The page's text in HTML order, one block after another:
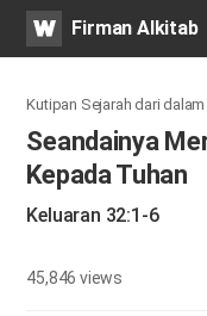
WATVFirman Alkitab
Kutipan Sejarah dari
Seandainya
Kepada Tuhan
Keluaran 32:1-6
45,846views